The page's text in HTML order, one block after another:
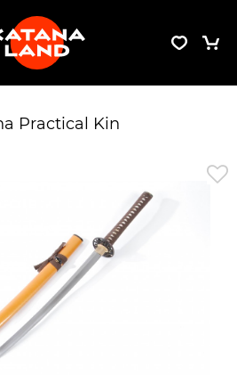
Practical Kin